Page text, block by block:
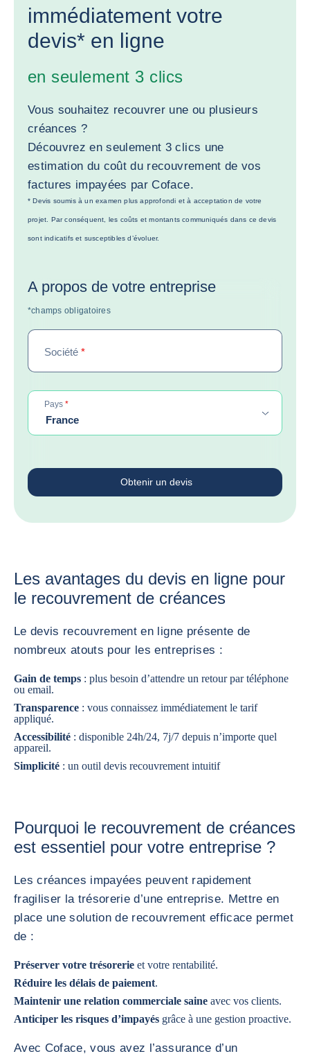
immédiatement votre
devis* en ligne
en seulement 3 clics
Vous souhaitez recouvrer une ou plusieurs
créances ?
Découvrez en seulement 3 clics une
estimation du coût du recouvrement de vos
factures impayées par Coface.
* Devis soumis à un examen plus approfondi et à acceptation de votre
projet. Par conséquent, les coûts et montants communiqués dans ce devis
sont indicatifs et susceptibles d’évoluer.
A propos de votre entreprise
*champs obligatoires
Société *
Pays *obligatoire
France
Obtenir un devis
Les avantages du devis en ligne pour
le recouvrement de créances
Le devis recouvrement en ligne présente de
nombreux atouts pour les entreprises :
Gain de temps : plus besoin d’attendre un retour par téléphone
ou email.
Transparence : vous connaissez immédiatement le tarif
appliqué.
Accessibilité : disponible 24h/24, 7j/7 depuis n’importe quel
appareil.
Simplicité : un outil devis recouvrement intuitif
Pourquoi le recouvrement de créances
est essentiel pour votre entreprise ?
Les créances impayées peuvent rapidement
fragiliser la trésorerie d’une entreprise. Mettre en
place une solution de recouvrement efficace permet
de :
Préserver votre trésorerie et votre rentabilité.
Réduire les délais de paiement.
Maintenir une relation commerciale saine avec vos clients.
Anticiper les risques d’impayés grâce à une gestion proactive.
Avec Coface, vous avez l’assurance d’un